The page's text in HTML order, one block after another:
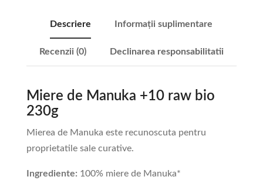
Descriere Informații suplimentare
Recenzii (0) Declinarea responsabilitatii
Miere de Manuka +10 raw bio
230g
Mierea de Manuka este recunoscuta pentru
proprietatile sale curative.
Ingrediente: 100% miere de Manuka*